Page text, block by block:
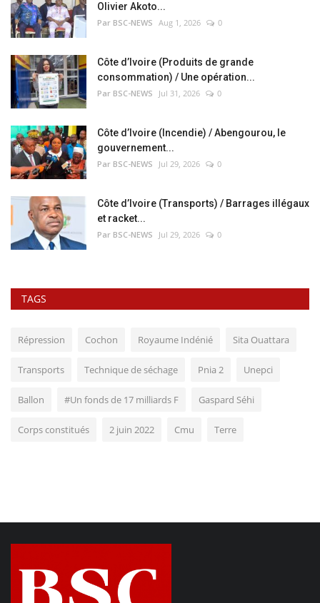
Olivier Akoto...
Par BSC-NEWS Aug 1, 2026 0
Côte d’Ivoire (Produits de grande
consommation) / Une opération...
Par BSC-NEWS Jul 31, 2026 0
Côte d’Ivoire (Incendie) / Abengourou, le
gouvernement...
Par BSC-NEWS Jul 29, 2026 0
Côte d’Ivoire (Transports) / Barrages illégaux
et racket...
Par BSC-NEWS Jul 29, 2026 0
TAGS
Répression Cochon Royaume Indénié Sita Ouattara
Transports Technique de séchage Pnia 2 Unepci
Ballon #Un fonds de 17 milliards F Gaspard Séhi
Corps constitués 2 juin 2022 Cmu Terre